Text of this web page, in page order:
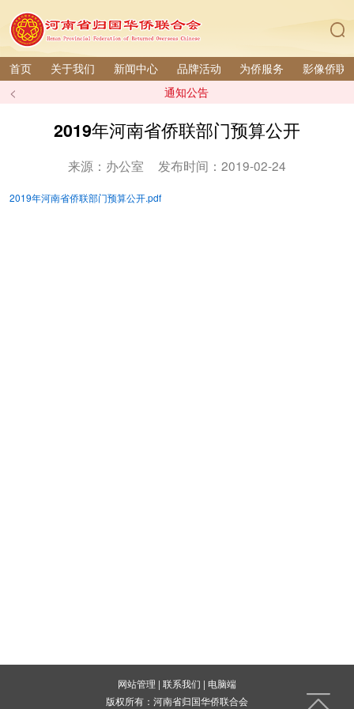
首页 关于我们 新闻中心 品牌活动 为侨服务 影像侨联
< 通知公告
2019年河南省侨联部门预算公开
来源：办公室 发布时间：2019-02-24
2019年河南省侨联部门预算公开.pdf
网站管理 | 联系我们 | 电脑端
版权所有：河南省归国华侨联合会